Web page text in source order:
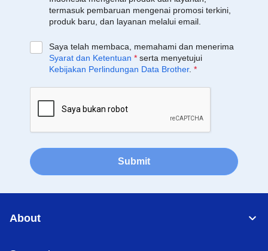
termasuk pembaruan mengenai promosi terkini,
produk baru, dan layanan melalui email.
Saya telah membaca, memahami dan menerima
Syarat dan Ketentuan * serta menyetujui
Kebijakan Perlindungan Data Brother. *
Submit
About